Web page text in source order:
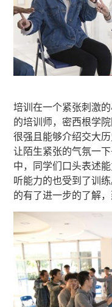
培训在一个紧张刺激
的培训师，密西根学
很强且能够介绍交大历
让陌生紧张的气氛一
中，同学们口头表述
听能力的也受到了训
的有了进一步的了解